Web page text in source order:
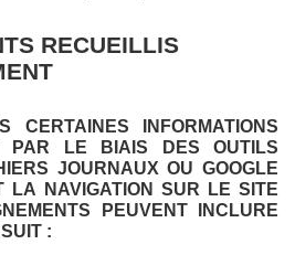
RECUEILLIS
CERTAINES INFORMATIONS
PAR LE BIAIS DES OUTILS
JOURNAUX OU GOOGLE
LA NAVIGATION SUR LE SITE
PEUVENT INCLURE
: